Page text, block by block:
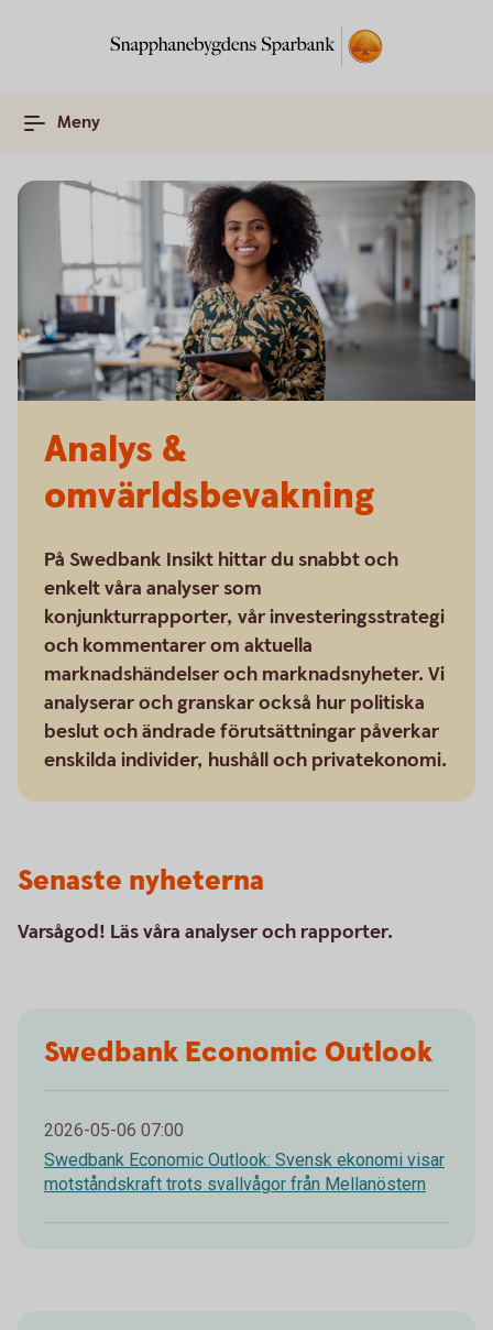
Meny
Analys &
omvärldsbevakning
På Swedbank Insikt hittar du snabbt och
enkelt våra analyser som
konjunkturrapporter, vår investeringsstrategi
och kommentarer om aktuella
marknadshändelser och marknadsnyheter. Vi
analyserar och granskar också hur politiska
beslut och ändrade förutsättningar påverkar
enskilda individer, hushåll och privatekonomi.
Senaste nyheterna
Varsågod! Läs våra analyser och rapporter.
Swedbank Economic Outlook
2026-05-06 07:00
Swedbank Economic Outlook: Svensk ekonomi visar
motståndskraft trots svallvågor från Mellanöstern